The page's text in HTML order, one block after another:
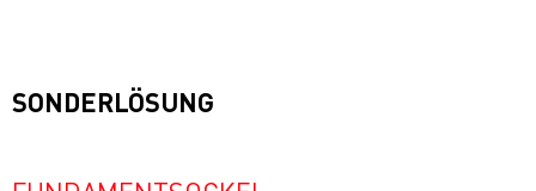
SONDERLÖSUNG